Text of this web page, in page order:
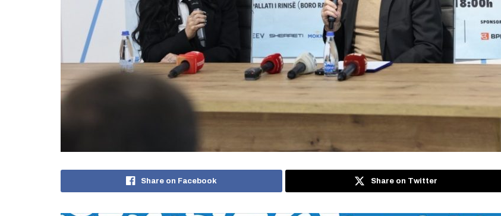
Share on Facebook Share on Twitter